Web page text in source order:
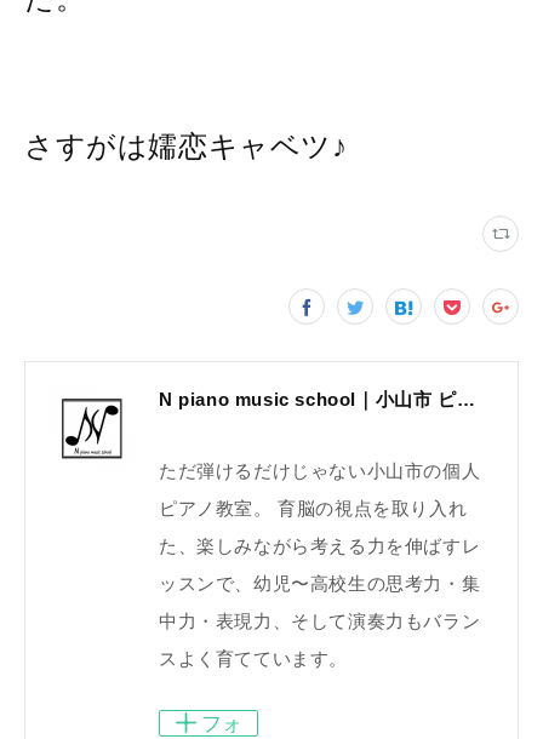
さすがは嬬恋キャベツ♪
N piano music school｜小山市 ピアノ教室｜考える力・集中力を育てる個人レッスン｜2025年体験レッスン受付中
ただ弾けるだけじゃない小山市の個人
ピアノ教室。 育脳の視点を取り入れ
た、楽しみながら考える力を伸ばすレ
ッスンで、幼児〜高校生の思考力・集
中力・表現力、そして演奏力もバラン
スよく育てています。
フォ